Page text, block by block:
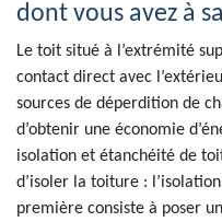
dont vous avez à
Le toit situé à l’extrémité
contact direct avec
sources de déperdition de
d’obtenir une économie
isolation et étanchéité de
d’isoler la toiture :
première consiste à poser